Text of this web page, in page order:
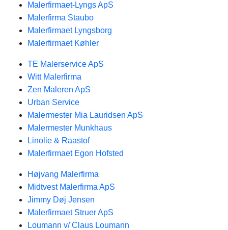
Malerfirmaet-Lyngs ApS
Malerfirma Staubo
Malerfirmaet Lyngsborg
Malerfirmaet Køhler
TE Malerservice ApS
Witt Malerfirma
Zen Maleren ApS
Urban Service
Malermester Mia Lauridsen ApS
Malermester Munkhaus
Linolie & Raastof
Malerfirmaet Egon Hofsted
Højvang Malerfirma
Midtvest Malerfirma ApS
Jimmy Døj Jensen
Malerfirmaet Struer ApS
Loumann v/ Claus Loumann